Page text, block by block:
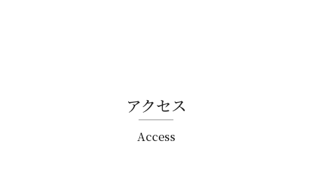
アクセス
Access